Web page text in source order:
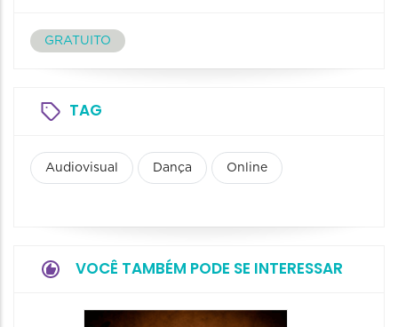
GRATUITO
TAG
Audiovisual Dança Online
VOCÊ TAMBÉM PODE SE INTERESSAR